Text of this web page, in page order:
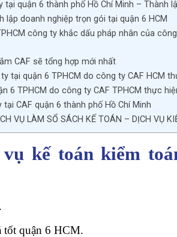
quận 6 thành phố Hồ Chí Minh – Thành
doanh nghiệp trọn gói tại quận 6 HCM
công ty khắc dấu pháp nhân của
CAF sẽ tổng hợp mới nhất
tại quận 6 TPHCM do công ty CAF HCM
6 TPHCM do công ty CAF TPHCM thực
CAF quận 6 thành phố Hồ Chí Minh
VỤ LÀM SỔ SÁCH KẾ TOÁN – DỊCH VỤ
kế toán kiểm
tốt quận 6 HCM.